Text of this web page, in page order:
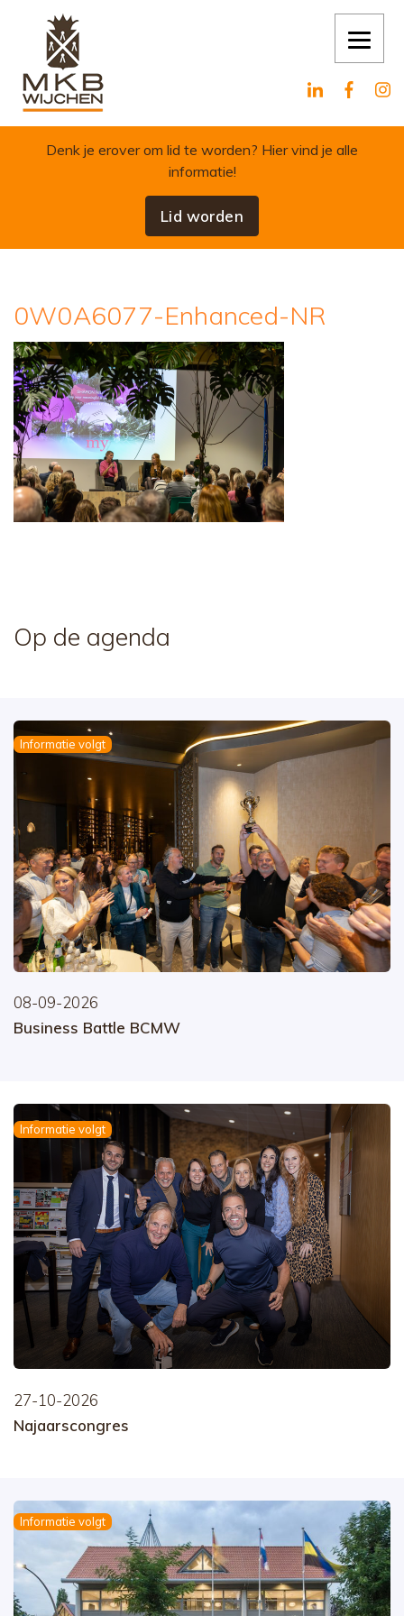
Skip to content
Denk je erover om lid te worden? Hier vind je alle
informatie!
Lid worden
0W0A6077-Enhanced-NR
Op de agenda
Informatie volgt
08-09-2026
Business Battle BCMW
Informatie volgt
27-10-2026
Najaarscongres
Informatie volgt